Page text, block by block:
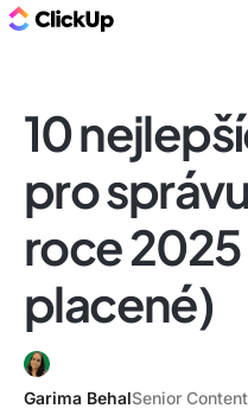
10
pro
roce
placené)
Garima BehalSenior